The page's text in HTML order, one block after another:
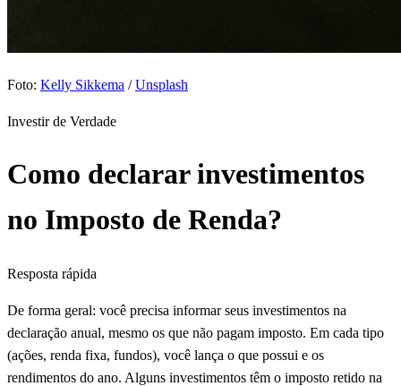
Foto: Kelly Sikkema /Unsplash
Investir de Verdade
Como declarar investimentos
no Imposto de Renda?
Resposta rápida
De forma geral: você precisa informar seus investimentos na
declaração anual, mesmo os que não pagam imposto. Em cada tipo
(ações, renda fixa, fundos), você lança o que possui e os
rendimentos do ano. Alguns investimentos têm o imposto retido na